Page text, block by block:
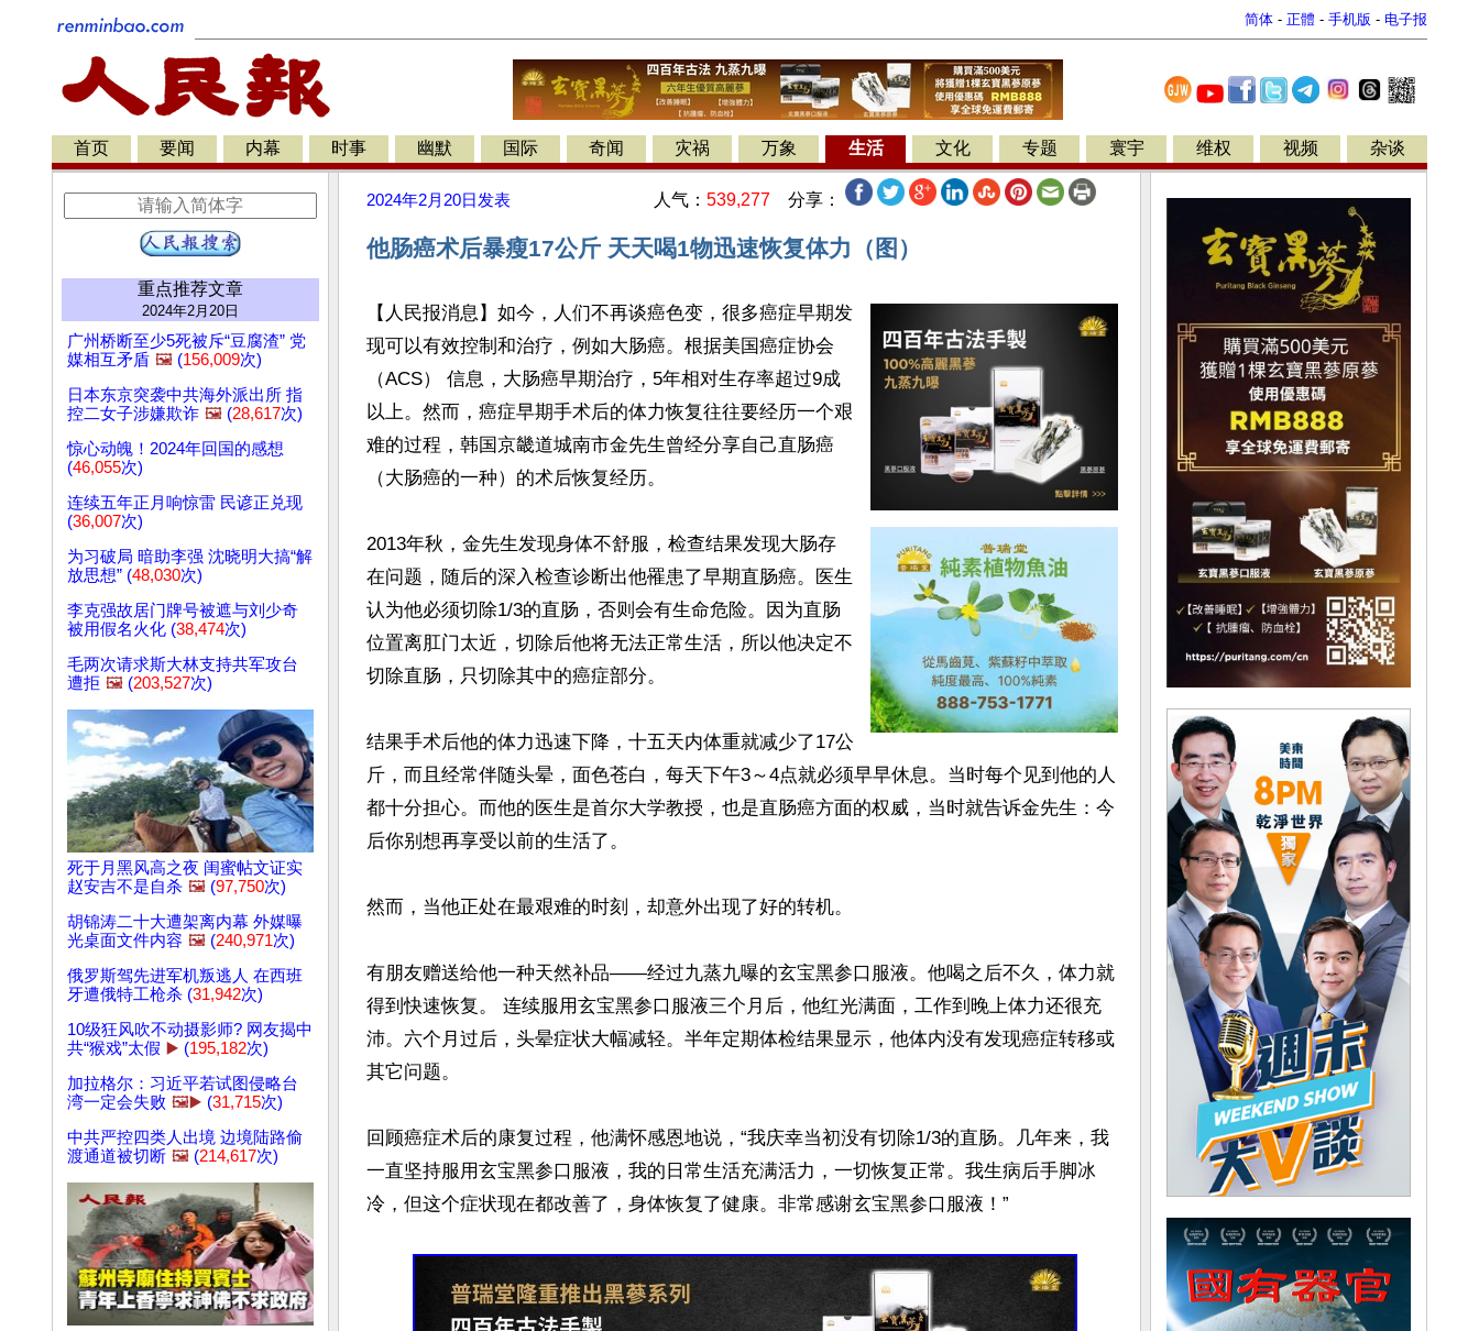
简体 - 正體 - 手机版 - 电子报
首页 要闻 内幕 时事 幽默 国际 奇闻 灾祸 万象 生活 文化 专题 寰宇 维权 视频 杂谈
重点推荐文章
2024年2月20日
广州桥断至少5死被斥“豆腐渣” 党
媒相互矛盾 🖼️ (156,009次)
日本东京突袭中共海外派出所 指
控二女子涉嫌欺诈 🖼️ (28,617次)
惊心动魄！2024年回国的感想
(46,055次)
连续五年正月响惊雷 民谚正兑现
(36,007次)
为习破局 暗助李强 沈晓明大搞“解
放思想” (48,030次)
李克强故居门牌号被遮与刘少奇
被用假名火化 (38,474次)
毛两次请求斯大林支持共军攻台
遭拒 🖼️ (203,527次)
死于月黑风高之夜 闺蜜帖文证实
赵安吉不是自杀 🖼️ (97,750次)
胡锦涛二十大遭架离内幕 外媒曝
光桌面文件内容 🖼️ (240,971次)
俄罗斯驾先进军机叛逃人 在西班
牙遭俄特工枪杀 (31,942次)
10级狂风吹不动摄影师? 网友揭中
共“猴戏”太假 ▶️ (195,182次)
加拉格尔：习近平若试图侵略台
湾一定会失败 🖼️▶️ (31,715次)
中共严控四类人出境 边境陆路偷
渡通道被切断 🖼️ (214,617次)
2024年2月20日 发表 人气： 539,277 分享：
他肠癌术后暴瘦17公斤 天天喝1物迅速恢复体力（图）
【人民报消息】如今，人们不再谈癌色变，很多癌症早期发
现可以有效控制和治疗，例如大肠癌。根据美国癌症协会
（ACS） 信息，大肠癌早期治疗，5年相对生存率超过9成
以上。然而，癌症早期手术后的体力恢复往往要经历一个艰
难的过程，韩国京畿道城南市金先生曾经分享自己直肠癌
（大肠癌的一种）的术后恢复经历。
2013年秋，金先生发现身体不舒服，检查结果发现大肠存
在问题，随后的深入检查诊断出他罹患了早期直肠癌。医生
认为他必须切除1/3的直肠，否则会有生命危险。因为直肠
位置离肛门太近，切除后他将无法正常生活，所以他决定不
切除直肠，只切除其中的癌症部分。
结果手术后他的体力迅速下降，十五天内体重就减少了17公
斤，而且经常伴随头晕，面色苍白，每天下午3～4点就必须早早休息。当时每个见到他的人
都十分担心。而他的医生是首尔大学教授，也是直肠癌方面的权威，当时就告诉金先生：今
后你别想再享受以前的生活了。
然而，当他正处在最艰难的时刻，却意外出现了好的转机。
有朋友赠送给他一种天然补品——经过九蒸九曝的玄宝黑参口服液。他喝之后不久，体力就
得到快速恢复。 连续服用玄宝黑参口服液三个月后，他红光满面，工作到晚上体力还很充
沛。六个月过后，头晕症状大幅减轻。半年定期体检结果显示，他体内没有发现癌症转移或
其它问题。
回顾癌症术后的康复过程，他满怀感恩地说，“我庆幸当初没有切除1/3的直肠。几年来，我
一直坚持服用玄宝黑参口服液，我的日常生活充满活力，一切恢复正常。我生病后手脚冰
冷，但这个症状现在都改善了，身体恢复了健康。非常感谢玄宝黑参口服液！”